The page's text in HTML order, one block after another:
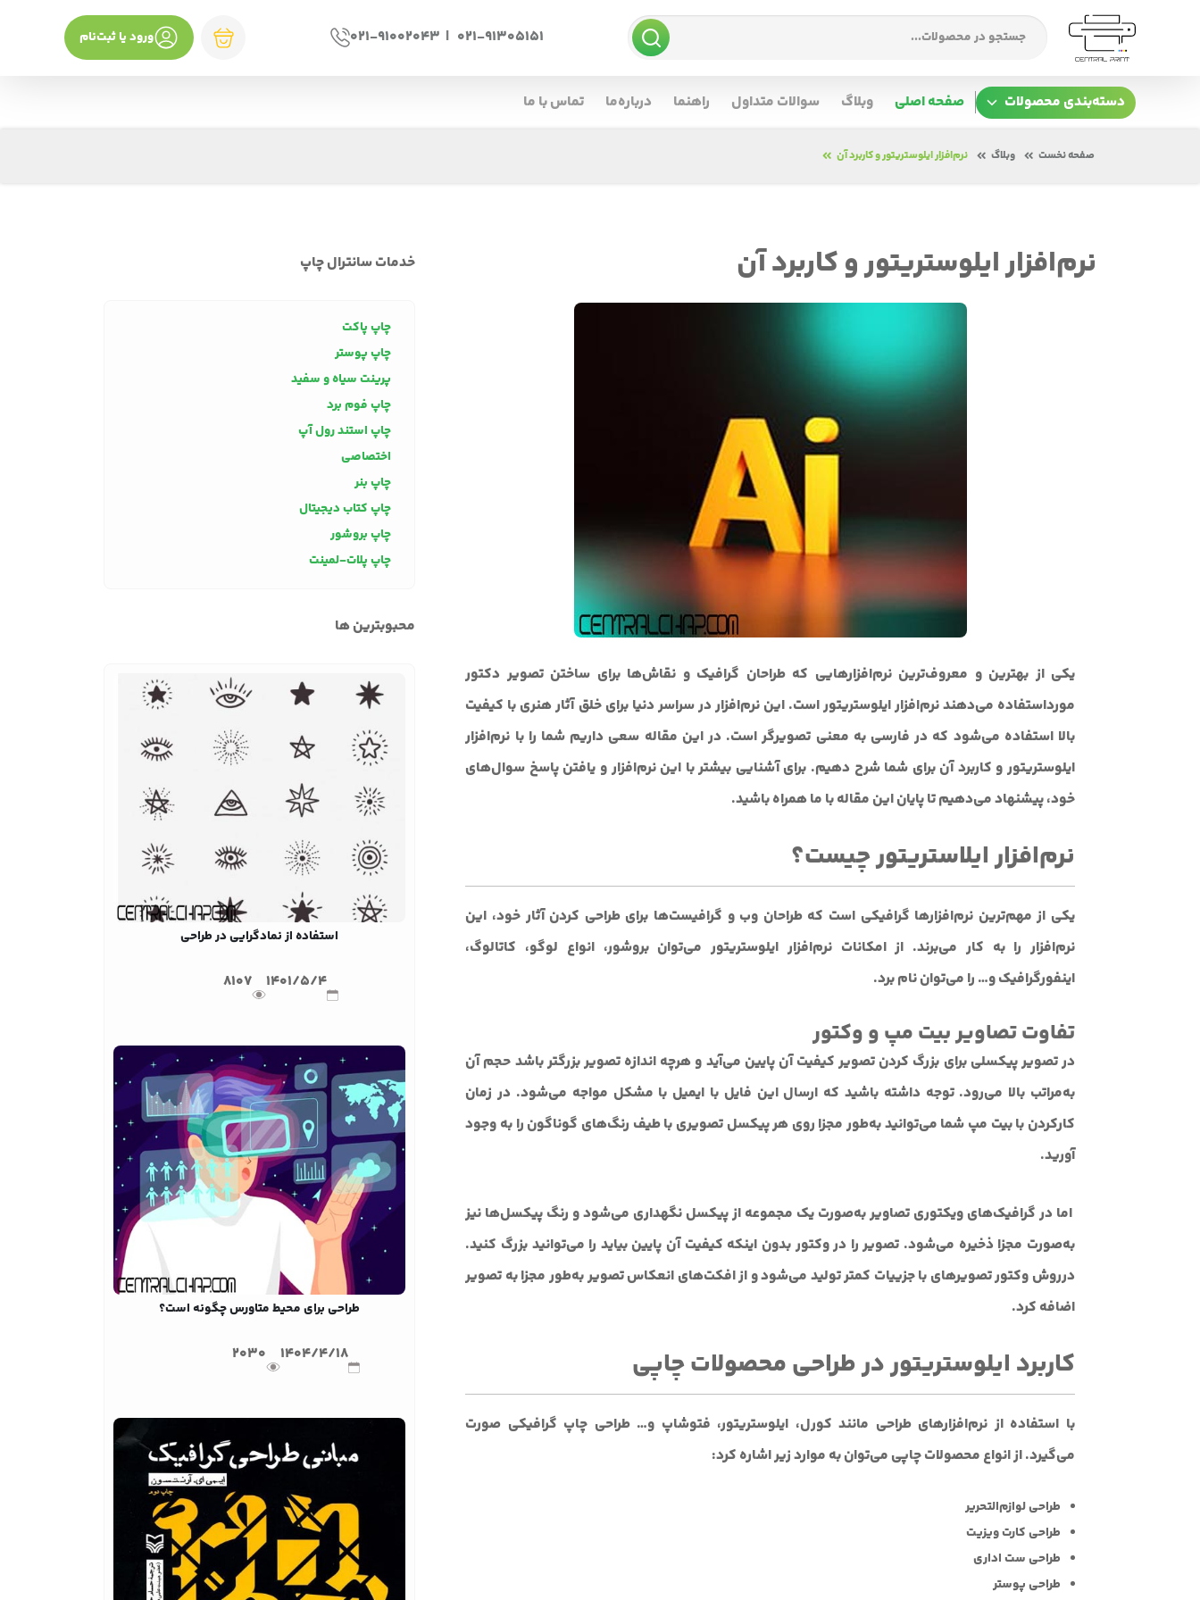
021-91305151
|
021-91002043 ورود یا ثبت‌نام
دسته‌بندی محصولات صفحه اصلی وبلاگ سوالات متداول راهنما درباره‌ما تماس با ما
صفحه نخست وبلاگ نرم‌افزار ایلوستریتور و کاربرد آن
نرم‌افزار ایلوستریتور و کاربرد آن
یکی از بهترین و معروف‌ترین نرم‌افزارهایی که طراحان گرافیک و نقاش‌ها برای ساختن تصویر دکتور
مورداستفاده می‌دهند نرم‌افزار ایلوستریتور است. این نرم‌افزار در سراسر دنیا برای خلق آثار هنری با کیفیت
بالا استفاده می‌شود که در فارسی به معنی تصویرگر است. در این مقاله سعی داریم شما را با نرم‌افزار
ایلوستریتور و کاربرد آن برای شما شرح دهیم. برای آشنایی بیشتر با این نرم‌افزار و یافتن پاسخ سوال‌های
خود، پیشنهاد می‌دهیم تا پایان این مقاله با ما همراه باشید.
نرم‌افزار ایلاستریتور چیست؟
یکی از مهم‌ترین نرم‌افزارها گرافیکی است که طراحان وب و گرافیست‌ها برای طراحی کردن آثار خود، این
نرم‌افزار را به کار می‌برند. از امکانات نرم‌افزار ایلوستریتور می‌توان بروشور، انواع لوگو، کاتالوگ،
اینفورگرافیک و… را می‌توان نام برد.
تفاوت تصاویر بیت مپ و وکتور
در تصویر پیکسلی برای بزرگ کردن تصویر کیفیت آن پایین می‌آید و هرچه اندازه تصویر بزرگتر باشد حجم آن
به‌مراتب بالا می‌رود. توجه داشته باشید که ارسال این فایل با ایمیل با مشکل مواجه می‌شود. در زمان
کارکردن با بیت مپ شما می‌توانید به‌طور مجزا روی هر پیکسل تصویری با طیف رنگ‌های گوناگون را به وجود
آورید.
اما در گرافیک‌های ویکتوری تصاویر به‌صورت یک مجموعه از پیکسل نگهداری می‌شود و رنگ پیکسل‌ها نیز
به‌صورت مجزا ذخیره می‌شود. تصویر را در وکتور بدون اینکه کیفیت آن پایین بیاید را می‌توانید بزرگ کنید.
درروش وکتور تصویرهای با جزییات کمتر تولید می‌شود و از افکت‌های انعکاس تصویر به‌طور مجزا به تصویر
اضافه کرد.
کاربرد ایلوستریتور در طراحی محصولات چاپی
با استفاده از نرم‌افزارهای طراحی مانند کورل، ایلوستریتور، فتوشاپ و… طراحی چاپ گرافیکی صورت
می‌گیرد. از انواع محصولات چاپی می‌توان به موارد زیر اشاره کرد:
طراحی لوازم‌التحریر
طراحی کارت ویزیت
طراحی ست اداری
طراحی پوستر
خدمات سانترال چاپ
چاپ پاکت
چاپ پوستر
پرینت سیاه و سفید
چاپ فوم برد
چاپ استند رول آپ
اختصاصی
چاپ بنر
چاپ کتاب دیجیتال
چاپ بروشور
چاپ پلات-لمینت
محبوبترین ها
استفاده از نمادگرایی در طراحی
1401/5/4
8107
طراحی برای محیط متاورس چگونه است؟
1404/4/18
2030